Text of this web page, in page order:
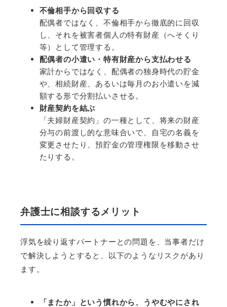
不倫相手から回収する
配偶者ではなく、不倫相手から徹底的に回収
し、それを被害者個人の特有財産（へそくり
等）として管理する。
配偶者の小遣い・特有財産から支払わせる
家計からではなく、配偶者の独身時代の貯金
や、相続財産、あるいは毎月のお小遣いを減
額する形で分割払いさせる。
財産契約を結ぶ
「夫婦財産契約」の一種として、将来の財産
分与の前渡し的な意味合いで、自宅の名義を
変更させたり、預貯金の管理権限を移動させ
たりする。
弁護士に相談するメリット
浮気を繰り返すパートナーとの問題を、当事者だけ
で解決しようとすると、以下のようなリスクがあり
ます。
「またか」という慣れから、うやむやにされ